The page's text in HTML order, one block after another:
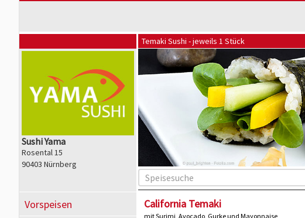
Sushi Yama
Rosental 15
90403 Nürnberg
Vorspeisen
Temaki Sushi - jeweils 1 Stück
California Temaki
mit Surimi, Avocado, Gurke und Mayonnaise